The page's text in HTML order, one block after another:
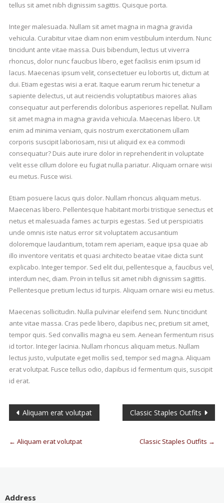
tellus sit amet nibh dignissim sagittis. Quisque porta.
Integer malesuada. Nullam sit amet magna in magna gravida
vehicula. Curabitur vitae diam non enim vestibulum interdum. Nunc
tincidunt ante vitae massa. Duis bibendum, lectus ut viverra
rhoncus, dolor nunc faucibus libero, eget facilisis enim ipsum id
lacus. Maecenas ipsum velit, consectetuer eu lobortis ut, dictum at
dui. Etiam egestas wisi a erat. Itaque earum rerum hic tenetur a
sapiente delectus, ut aut reiciendis voluptatibus maiores alias
consequatur aut perferendis doloribus asperiores repellat. Nullam
sit amet magna in magna gravida vehicula. Maecenas libero. Ut
enim ad minima veniam, quis nostrum exercitationem ullam
corporis suscipit laboriosam, nisi ut aliquid ex ea commodi
consequatur? Duis aute irure dolor in reprehenderit in voluptate
velit esse cillum dolore eu fugiat nulla pariatur. Aliquam ornare wisi
eu metus. Fusce wisi.
Etiam posuere lacus quis dolor. Nullam rhoncus aliquam metus.
Maecenas libero. Pellentesque habitant morbi tristique senectus et
netus et malesuada fames ac turpis egestas. Sed ut perspiciatis
unde omnis iste natus error sit voluptatem accusantium
doloremque laudantium, totam rem aperiam, eaque ipsa quae ab
illo inventore veritatis et quasi architecto beatae vitae dicta sunt
explicabo. Integer tempor. Sed elit dui, pellentesque a, faucibus vel,
interdum nec, diam. Proin in tellus sit amet nibh dignissim sagittis.
Pellentesque pretium lectus id turpis. Aliquam ornare wisi eu metus.
Maecenas sollicitudin. Nulla pulvinar eleifend sem. Nunc tincidunt
ante vitae massa. Cras pede libero, dapibus nec, pretium sit amet,
tempor quis. Sed convallis magna eu sem. Aenean fermentum risus
id tortor. Integer lacinia. Nullam rhoncus aliquam metus. Nullam
lectus justo, vulputate eget mollis sed, tempor sed magna. Aliquam
erat volutpat. Fusce tellus odio, dapibus id fermentum quis, suscipit
id erat.
Aliquam erat volutpat Classic Staples Outfits
← Aliquam erat volutpat Classic Staples Outfits →
Address